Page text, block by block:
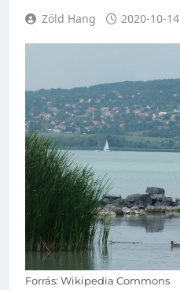
Zöld Hang 2020-10-14
Forrás: Wikipedia Commons